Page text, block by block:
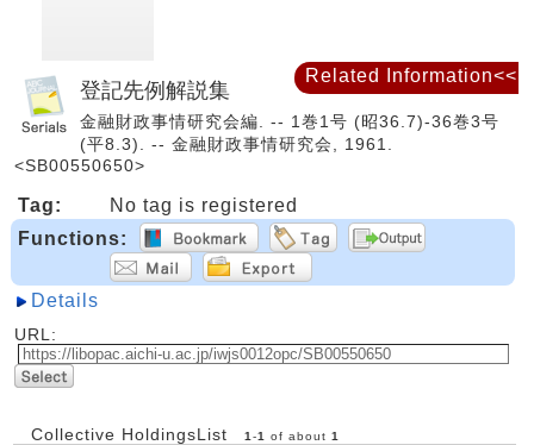
登記先例解説集
金融財政事情研究会編. -- 1巻1号 (昭36.7)-36巻3号
(平8.3). -- 金融財政事情研究会, 1961.
<SB00550650>
Tag:
No tag is registered
Functions:
Details
URL:
Collective HoldingsList 1 -1 of about 1
Related Information<<